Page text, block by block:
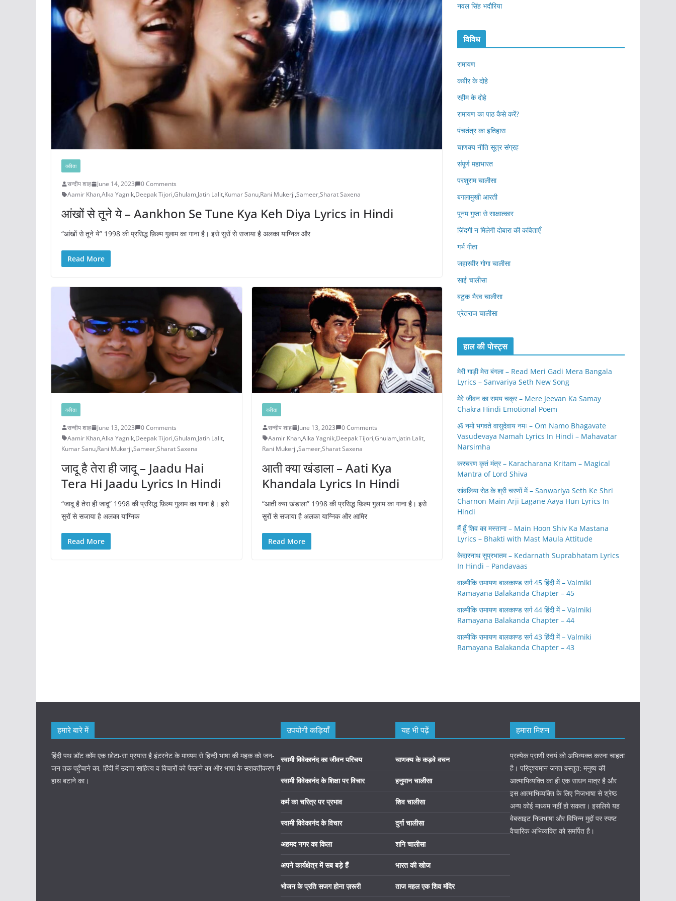
कविता
सन्दीप शाह June 14, 2023
0 Comments
Aamir Khan,Alka Yagnik,Deepak Tijori,Ghulam,Jatin Lalit,Kumar Sanu,Rani Mukerji,Sameer,Sharat Saxena
आंखों से तूने ये – Aankhon Se Tune Kya Keh Diya Lyrics in Hindi
“आंखों से तूने ये” 1998 की प्रसिद्ध फ़िल्म गुलाम का गाना है। इसे सुरों से सजाया है अलका याग्निक और
Read More
कविता
सन्दीप शाह June 13, 2023
0 Comments
Aamir Khan,Alka Yagnik,Deepak Tijori,Ghulam,Jatin Lalit,
Kumar Sanu,Rani Mukerji,Sameer,Sharat Saxena
जादू है तेरा ही जादू – Jaadu Hai
Tera Hi Jaadu Lyrics In Hindi
“जादू है तेरा ही जादू” 1998 की प्रसिद्ध फ़िल्म गुलाम का गाना है। इसे
सुरों से सजाया है अलका याग्निक
Read More
कविता
सन्दीप शाह June 13, 2023
0 Comments
Aamir Khan,Alka Yagnik,Deepak Tijori,Ghulam,Jatin Lalit,
Rani Mukerji,Sameer,Sharat Saxena
आती क्या खंडाला – Aati Kya
Khandala Lyrics In Hindi
“आती क्या खंडाला” 1998 की प्रसिद्ध फ़िल्म गुलाम का गाना है। इसे
सुरों से सजाया है अलका याग्निक और आमिर
Read More
नवल सिंह भदौरिया
विविध
रामायण
कबीर के दोहे
रहीम के दोहे
रामायण का पाठ कैसे करें?
पंचतंत्र का इतिहास
चाणक्य नीति सूत्र संग्रह
संपूर्ण महाभारत
परशुराम चालीसा
बगलामुखी आरती
पूनम गुप्ता से साक्षात्कार
ज़िंदगी न मिलेगी दोबारा की कविताएँ
गर्भ गीता
जहारवीर गोगा चालीसा
साईं चालीसा
बटुक भैरव चालीसा
प्रेतराज चालीसा
हाल की पोस्ट्स
मेरी गाड़ी मेरा बंगला – Read Meri Gadi Mera Bangala
Lyrics – Sanvariya Seth New Song
मेरे जीवन का समय चक्र – Mere Jeevan Ka Samay
Chakra Hindi Emotional Poem
ॐ नमो भगवते वासुदेवाय नमः – Om Namo Bhagavate
Vasudevaya Namah Lyrics In Hindi – Mahavatar
Narsimha
करचरण कृतं मंत्र – Karacharana Kritam – Magical
Mantra of Lord Shiva
सांवलिया सेठ के श्री चरणों में – Sanwariya Seth Ke Shri
Charnon Main Arji Lagane Aaya Hun Lyrics In
Hindi
मैं हूँ शिव का मस्ताना – Main Hoon Shiv Ka Mastana
Lyrics – Bhakti with Mast Maula Attitude
केदारनाथ सुप्रभातम – Kedarnath Suprabhatam Lyrics
In Hindi – Pandavaas
वाल्मीकि रामायण बालकाण्ड सर्ग 45 हिंदी में – Valmiki
Ramayana Balakanda Chapter – 45
वाल्मीकि रामायण बालकाण्ड सर्ग 44 हिंदी में – Valmiki
Ramayana Balakanda Chapter – 44
वाल्मीकि रामायण बालकाण्ड सर्ग 43 हिंदी में – Valmiki
Ramayana Balakanda Chapter – 43
हमारे बारे में
हिंदी पथ डॉट कॉम एक छोटा-सा प्रयास है इंटरनेट के माध्यम से हिन्दी भाषा की महक को जन-
जन तक पहुँचाने का, हिंदी में उदात्त साहित्य व विचारों को फैलाने का और भाषा के सशक्तीकरण में
हाथ बटाने का।
उपयोगी कड़ियाँ
स्वामी विवेकानंद का जीवन परिचय
स्वामी विवेकानंद के शिक्षा पर विचार
कर्म का चरित्र पर प्रभाव
स्वामी विवेकानंद के विचार
अहमद नगर का किला
अपने कार्यक्षेत्र में सब बड़े हैं
भोजन के प्रति सजग होना ज़रूरी
यह भी पढ़ें
चाणक्य के कड़वे वचन
हनुमान चालीसा
शिव चालीसा
दुर्गा चालीसा
शनि चालीसा
भारत की खोज
ताज महल एक शिव मंदिर
हमारा मिशन
प्रत्येक प्राणी स्वयं को अभिव्यक्त करना चाहता
है। परिदृश्यमान जगत वस्तुत: मनुष्य की
आत्माभिव्यक्ति का ही एक साधन मात्र है और
इस आत्माभिव्यक्ति के लिए निजभाषा से श्रेष्ठ
अन्य कोई माध्यम नहीं हो सकता। इसलिये यह
वेबसाइट निजभाषा और विभिन्न मुद्दों पर स्पष्ट
वैचारिक अभिव्यक्ति को समर्पित है।